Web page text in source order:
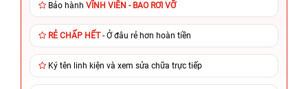
Bảo hành VĨNH VIỄN - BAO RƠI VỠ
RẺ CHẤP HẾT- Ở đâu rẻ hơn hoàn tiền
Ký tên linh kiện và xem sửa chữa trực tiếp